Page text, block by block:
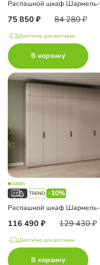
75 850 84 280
Доступно для доставки
В корзину
-10%
116 490 129 430
Доступно для доставки
В корзину